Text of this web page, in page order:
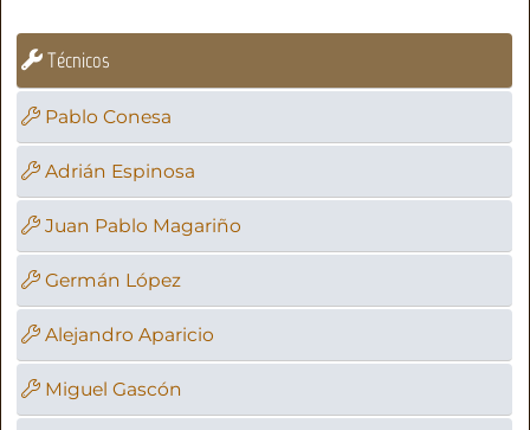
Técnicos
Pablo Conesa
Adrián Espinosa
Juan Pablo Magariño
Germán López
Alejandro Aparicio
Miguel Gascón